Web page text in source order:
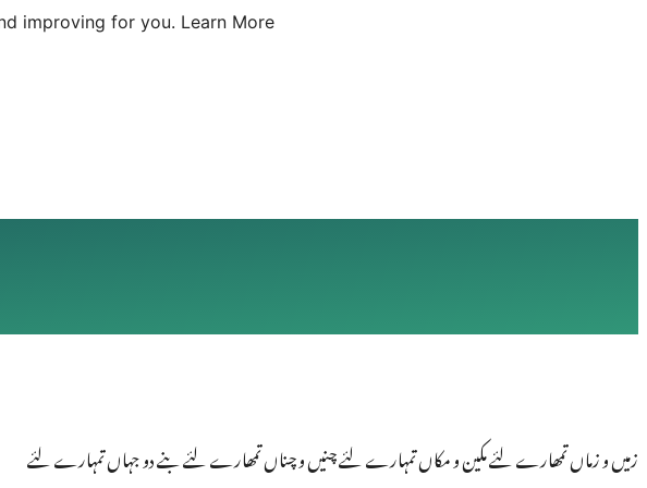
improving for you. Learn More
زمیں و زماں تمھارے لئے مکین و مکاں تمہارے لئے چنیں و چناں تمھارے لئے بنے دو جہاں تمہارے لئے